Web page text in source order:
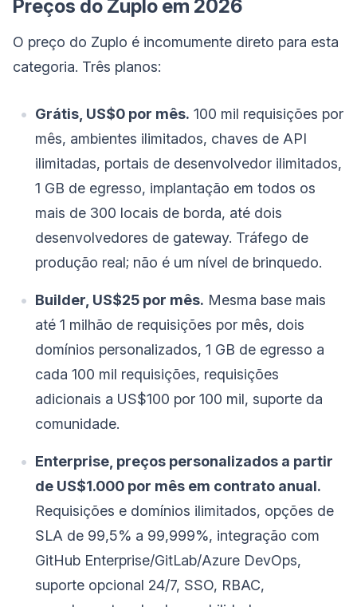
Preços do Zuplo em 2026
O preço do Zuplo é incomumente direto para esta
categoria. Três planos:
Grátis, US$0 por mês. 100 mil requisições por
mês, ambientes ilimitados, chaves de API
ilimitadas, portais de desenvolvedor ilimitados,
1 GB de egresso, implantação em todos os
mais de 300 locais de borda, até dois
desenvolvedores de gateway. Tráfego de
produção real; não é um nível de brinquedo.
Builder, US$25 por mês. Mesma base mais
até 1 milhão de requisições por mês, dois
domínios personalizados, 1 GB de egresso a
cada 100 mil requisições, requisições
adicionais a US$100 por 100 mil, suporte da
comunidade.
Enterprise, preços personalizados a partir
de US$1.000 por mês em contrato anual.
Requisições e domínios ilimitados, opções de
SLA de 99,5% a 99,999%, integração com
GitHub Enterprise/GitLab/Azure DevOps,
suporte opcional 24/7, SSO, RBAC,